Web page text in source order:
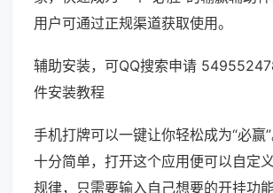
用户可通过正规渠道获取使用。
辅助安装，可QQ搜索申请
件安装教程
手机打牌可以一键让你轻松成为“必赢
十分简单，打开这个应用便可以自定
规律，只需要输入自己想要的开挂功